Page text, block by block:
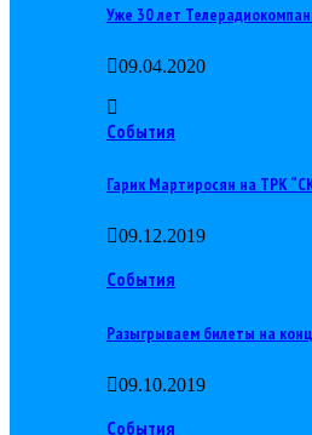
Уже 30 лет
09.04.2020
События
Гарик Мартиросян на ТРК
09.12.2019
События
Разыгрываем билеты на
09.10.2019
События